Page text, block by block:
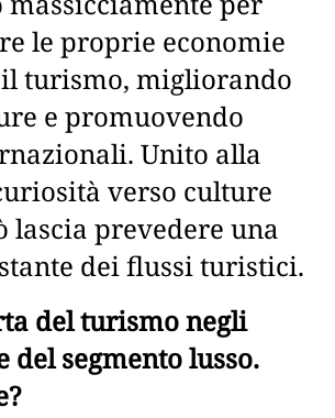
le proprie economie
turismo, migliorando
e promuovendo
Unito alla
verso culture
lascia prevedere una
dei flussi turistici.
del turismo negli
del segmento lusso.